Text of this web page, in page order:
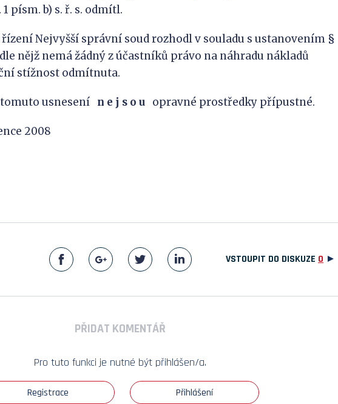
písm. b) s. ř. s. odmítl.
řízení Nejvyšší správní soud rozhodl v souladu s ustanovením §
nějž nemá žádný z účastníků právo na náhradu nákladů
stížnost odmítnuta.
usnesení n e j s o u opravné prostředky přípustné.
2008
VSTOUPIT DO DISKUZE 0
PŘIDAT KOMENTÁŘ
Pro tuto funkci je nutné být přihlášen/a.
Registrace Přihlášení